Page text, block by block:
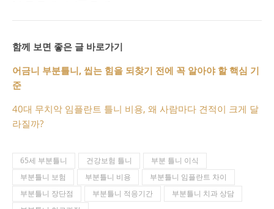
함께 보면 좋은 글 바로가기
어금니 부분틀니, 씹는 힘을 되찾기 전에 꼭 알아야 할 핵심 기
준
40대 무치악 임플란트 틀니 비용, 왜 사람마다 견적이 크게 달
라질까?
65세 부분틀니 건강보험 틀니
부분 틀니 이식
부분틀니 보험
부분틀니 비용
부분틀니 임플란트 차이
부분틀니 장단점
부분틀니 적응기간
부분틀니 치과 상담